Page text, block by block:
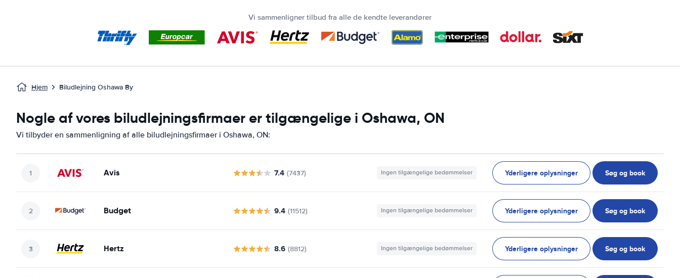
Vi sammenligner tilbud fra alle de kendte leverandører
Hjem Biludlejning Oshawa By
Nogle af vores biludlejningsfirmaer er tilgængelige i Oshawa, ON
Vi tilbyder en sammenligning af alle biludlejningsfirmaer i Oshawa, ON:
Avis 7.4 (7437) Ingen tilgængelige bedømmelser Yderligere oplysninger Søg og book
Budget 9.4 (11512) Ingen tilgængelige bedømmelser Yderligere oplysninger Søg og book
Hertz 8.6 (8812) Ingen tilgængelige bedømmelser Yderligere oplysninger Søg og book